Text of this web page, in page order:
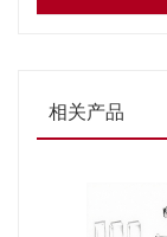
相关产品